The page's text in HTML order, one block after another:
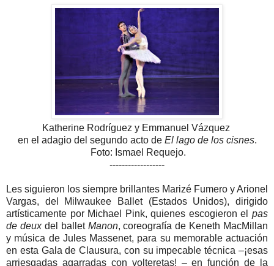
Katherine Rodríguez y Emmanuel Vázquez
en el adagio del segundo acto de El lago de los cisnes.
Foto: Ismael Requejo.
------------------
Les siguieron los siempre brillantes Marizé Fumero y Arionel
Vargas, del Milwaukee Ballet (Estados Unidos), dirigido
artísticamente por Michael Pink, quienes escogieron el pas
de deuxdel ballet Manon, coreografía de Keneth MacMillan
y música de Jules Massenet, para su memorable actuación
en esta Gala de Clausura, con su impecable técnica –¡esas
arriesgadas agarradas con volteretas! – en función de la